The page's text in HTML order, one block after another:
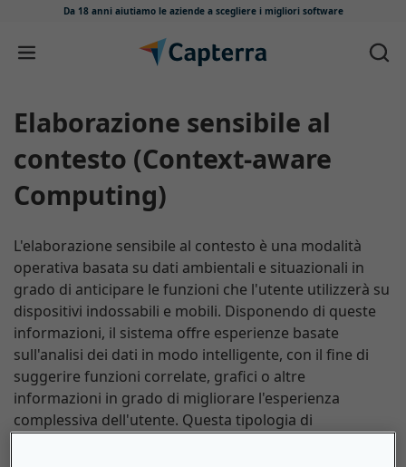
Da 18 anni aiutiamo le aziende a scegliere i migliori software
Salta e vai al contenuto
Elaborazione sensibile al
contesto (Context-aware
Computing)
L'elaborazione sensibile al contesto è una modalità
operativa basata su dati ambientali e situazionali in
grado di anticipare le funzioni che l'utente utilizzerà su
dispositivi indossabili e mobili. Disponendo di queste
informazioni, il sistema offre esperienze basate
sull'analisi dei dati in modo intelligente, con il fine di
suggerire funzioni correlate, grafici o altre
informazioni in grado di migliorare l'esperienza
complessiva dell'utente. Questa tipologia di